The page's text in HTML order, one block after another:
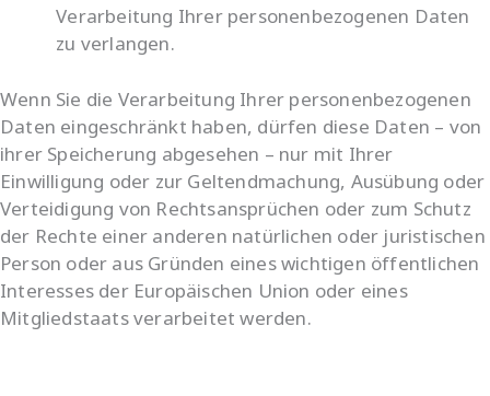
Verarbeitung Ihrer personenbezogenen Daten
zu verlangen.
Wenn Sie die Verarbeitung Ihrer personenbezogenen
Daten eingeschränkt haben, dürfen diese Daten – von
ihrer Speicherung abgesehen – nur mit Ihrer
Einwilligung oder zur Geltendmachung, Ausübung oder
Verteidigung von Rechtsansprüchen oder zum Schutz
der Rechte einer anderen natürlichen oder juristischen
Person oder aus Gründen eines wichtigen öffentlichen
Interesses der Europäischen Union oder eines
Mitgliedstaats verarbeitet werden.